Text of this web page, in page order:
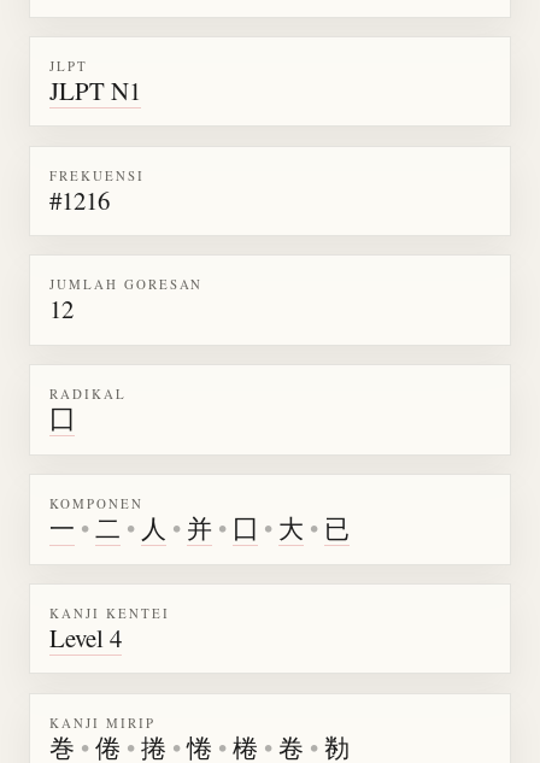
JLPT
JLPT N1
FREKUENSI
#1216
JUMLAH GORESAN
12
RADIKAL
囗
KOMPONEN
一 •二 • 人 • 并 • 囗 • 大 • 已
KANJI KENTEI
Level 4
KANJI MIRIP
巻 •倦 •捲 •惓 •棬 •卷 •勌